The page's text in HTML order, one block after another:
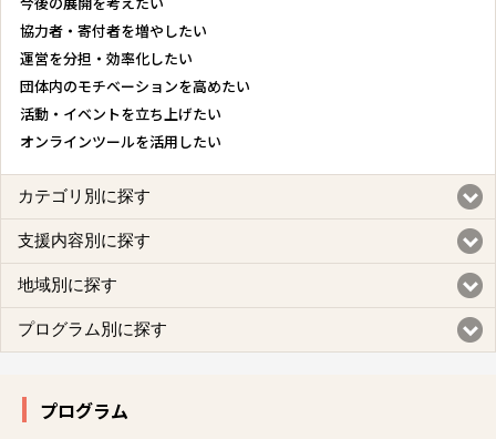
協力者・寄付者を増やしたい
運営を分担・効率化したい
団体内のモチベーションを高めたい
活動・イベントを立ち上げたい
オンラインツールを活用したい
カテゴリ別に探す
支援内容別に探す
地域別に探す
プログラム別に探す
プログラム